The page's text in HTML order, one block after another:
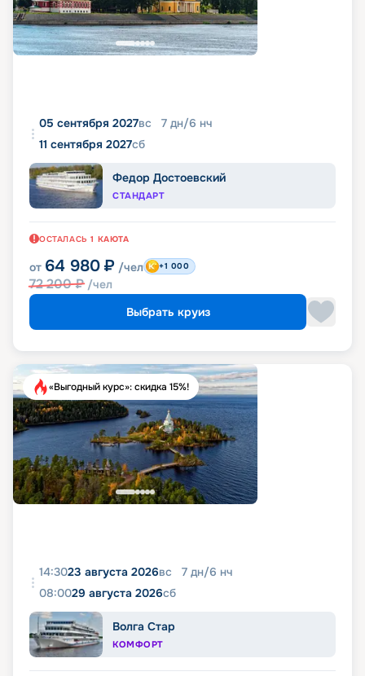
05 сентября 2027вс 7 дн/6 нч
11 сентября 2027сб
Федор Достоевский
СТАНДАРТ
ОСТАЛАСЬ 1 КАЮТА
от 64 980 ₽ /чел
72 200₽ /чел
+1 000
Выбрать круиз
«Выгодный курс»: скидка 15%!
14:3023 августа 2026вс 7 дн/6 нч
08:0029 августа 2026сб
Волга Стар
КОМФОРТ